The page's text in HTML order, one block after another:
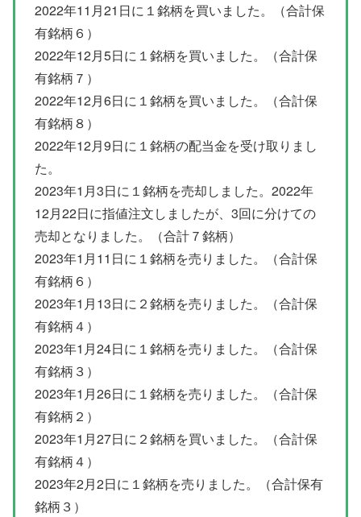
2022年11月21日に１銘柄を買いました。（合計保
有銘柄６）
2022年12月5日に１銘柄を買いました。（合計保
有銘柄７）
2022年12月6日に１銘柄を買いました。（合計保
有銘柄８）
2022年12月9日に１銘柄の配当金を受け取りまし
た。
2023年1月3日に１銘柄を売却しました。2022年
12月22日に指値注文しましたが、3回に分けての
売却となりました。（合計７銘柄）
2023年1月11日に１銘柄を売りました。（合計保
有銘柄６）
2023年1月13日に２銘柄を売りました。（合計保
有銘柄４）
2023年1月24日に１銘柄を売りました。（合計保
有銘柄３）
2023年1月26日に１銘柄を売りました。（合計保
有銘柄２）
2023年1月27日に２銘柄を買いました。（合計保
有銘柄４）
2023年2月2日に１銘柄を売りました。（合計保有
銘柄３）